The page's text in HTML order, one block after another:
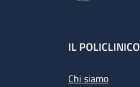
Footer
IL POLICLINICO
Chi siamo